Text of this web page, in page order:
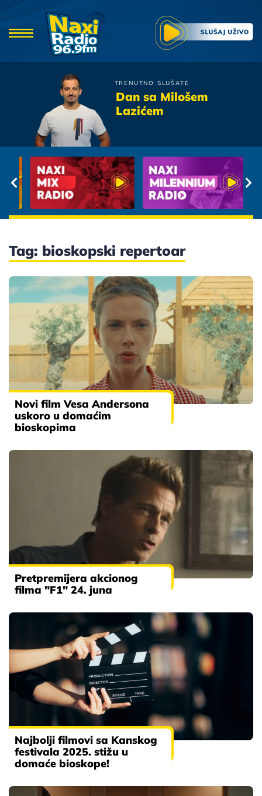
TRENUTNO SLUŠATE
Dan sa Milošem
Lazićem
Magazin
Tag: bioskopski repertoar
Novi film Vesa Andersona
uskoro u domaćim
bioskopima
Pretpremijera akcionog
filma "F1" 24. juna
Najbolji filmovi sa Kanskog
festivala 2025. stižu u
domaće bioskope!